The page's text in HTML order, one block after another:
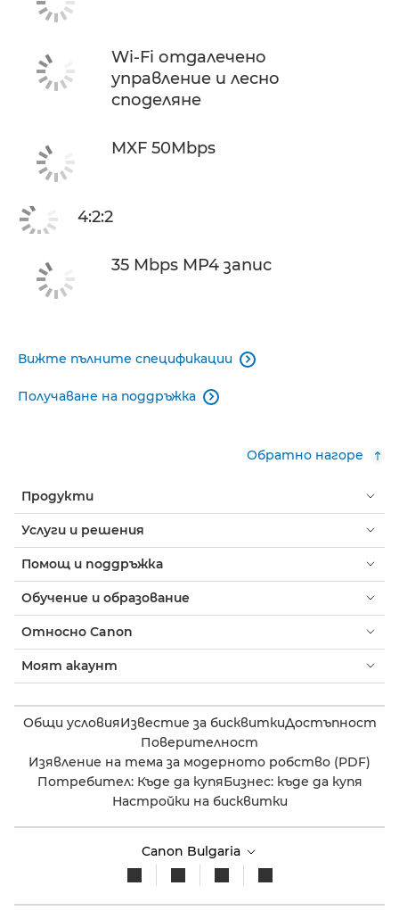
Wi-Fi отдалечено
управление и лесно
споделяне
MXF 50Mbps
4:2:2
35 Mbps MP4 запис
Вижте пълните спецификации 
Получаване на поддръжка 
Обратно нагоре
Продукти
Услуги и решения
Помощ и поддръжка
Обучение и образование
Относно Canon
Моят акаунт
Общи условияИзвестие за бисквиткиДостъпност
Поверителност
Изявление на тема за модерното робство (PDF)
Потребител: Къде да купяБизнес: къде да купя
Настройки на бисквитки
Canon Bulgaria